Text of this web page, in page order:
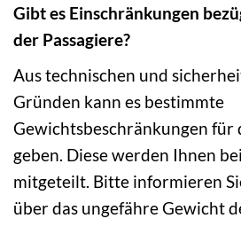
Gibt es Einschränkungen
der Passagiere?
Aus technischen und
Gründen kann es bestimmte
Gewichtsbeschränkungen für
geben. Diese werden Ihnen
mitgeteilt. Bitte informieren
über das ungefähre Gewicht